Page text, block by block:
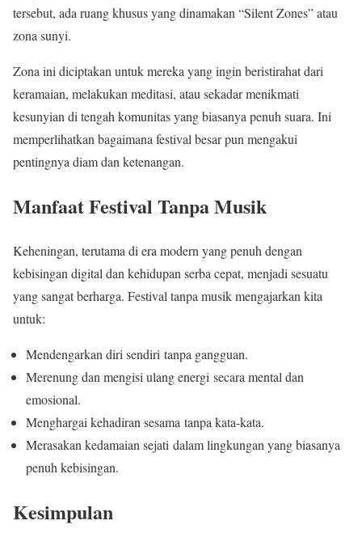
tersebut, ada ruang khusus yang dinamakan “Silent Zones” atau
zona sunyi.
Zona ini diciptakan untuk mereka yang ingin beristirahat dari
keramaian, melakukan meditasi, atau sekadar menikmati
kesunyian di tengah komunitas yang biasanya penuh suara. Ini
memperlihatkan bagaimana festival besar pun mengakui
pentingnya diam dan ketenangan.
Manfaat Festival Tanpa Musik
Keheningan, terutama di era modern yang penuh dengan
kebisingan digital dan kehidupan serba cepat, menjadi sesuatu
yang sangat berharga. Festival tanpa musik mengajarkan kita
untuk:
Mendengarkan diri sendiri tanpa gangguan.
Merenung dan mengisi ulang energi secara mental dan
emosional.
Menghargai kehadiran sesama tanpa kata-kata.
Merasakan kedamaian sejati dalam lingkungan yang biasanya
penuh kebisingan.
Kesimpulan